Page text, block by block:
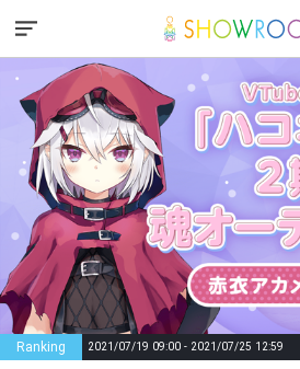
Ranking 2021/07/19 09:00 - 2021/07/25 12:59